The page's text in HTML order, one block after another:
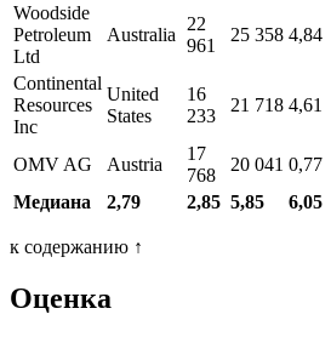
Woodside
Petroleum
Ltd
Australia
22
961
25 358 4,84
Continental
Resources
Inc
United
States
16
233
21 718 4,61
OMV AG Austria
17
768
20 041 0,77
Медиана
2,79 2,85 5,85 6,05
к содержанию ↑
Оценка